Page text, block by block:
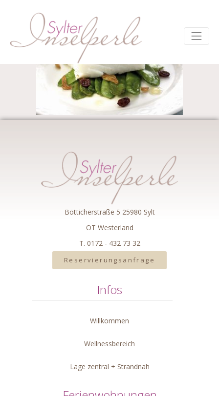
Bötticherstraße 5 25980 Sylt
OT Westerland
T. 0172 - 432 73 32
Reservierungsanfrage
Infos
Willkommen
Wellnessbereich
Lage zentral + Strandnah